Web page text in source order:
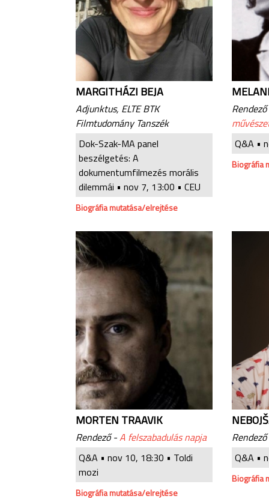
MARGITHÁZI BEJA
Adjunktus, ELTE BTK
Filmtudomány Tanszék
Dok-Szak-MA panel
beszélgetés: A
dokumentumfilmezés morális
dilemmái • nov 7, 13:00 • CEU
Biográfia mutatása/elrejtése
Q&A •
Biográfia
MORTEN TRAAVIK
Rendező -A felszabadulás napja
Q&A • nov 10, 18:30 • Toldi
mozi
Biográfia mutatása/elrejtése
Q&A •
Biográfia